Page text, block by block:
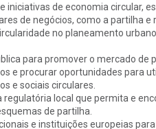
iniciativas de economia circular,
de negócios, como a partilha e
no planeamento
para promover o mercado de
e procurar oportunidades para
e sociais circulares.
local que permita e
de partilha.
e instituições europeias